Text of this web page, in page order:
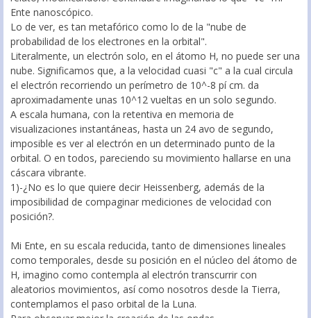
Ente nanoscópico.
Lo de ver, es tan metafórico como lo de la "nube de
probabilidad de los electrones en la orbital".
Literalmente, un electrón solo, en el átomo H, no puede ser una
nube. Significamos que, a la velocidad cuasi "c" a la cual circula
el electrón recorriendo un perímetro de 10^-8 pí cm. da
aproximadamente unas 10^12 vueltas en un solo segundo.
A escala humana, con la retentiva en memoria de
visualizaciones instantáneas, hasta un 24 avo de segundo,
imposible es ver al electrón en un determinado punto de la
orbital. O en todos, pareciendo su movimiento hallarse en una
cáscara vibrante.
1)-¿No es lo que quiere decir Heissenberg, además de la
imposibilidad de compaginar mediciones de velocidad con
posición?.
Mi Ente, en su escala reducida, tanto de dimensiones lineales
como temporales, desde su posición en el núcleo del átomo de
H, imagino como contempla al electrón transcurrir con
aleatorios movimientos, así como nosotros desde la Tierra,
contemplamos el paso orbital de la Luna.